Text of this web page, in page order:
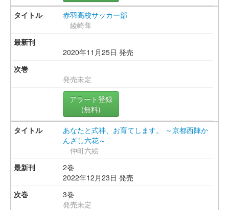
赤羽高校サッカー部
綾崎隼
2020年11月25日 発売
発売未定
アラート登録
(無料)
あなたと式神、お育てします。 ～京都西陣か
んざし六花～
仲町六絵
2巻
2022年12月23日 発売
3巻
発売未定